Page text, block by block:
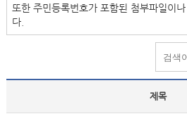
또한 주민등록번호가 포함된 첨부파일이
다.
제목